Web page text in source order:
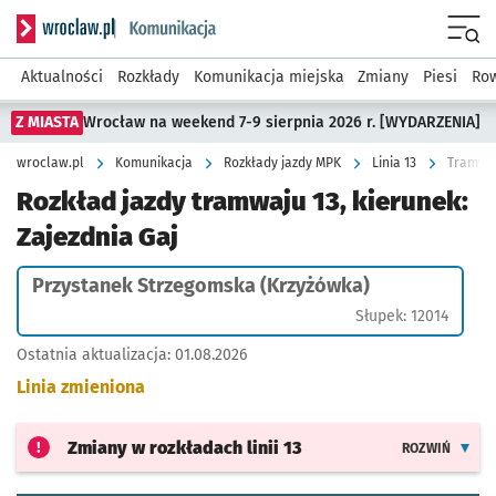
Serwis informacyjny wroclaw.pl podserwis: Komunikacja
Aktualności Rozkłady Komunikacja miejska Zmiany Piesi
Z MIASTA Wrocław na weekend 7-9 sierpnia 2026 r. [WYDARZENIA]
wroclaw.pl Komunikacja Rozkłady jazdy MPK Linia 13
Rozkład jazdy tramwaju 13, kierunek:
Zajezdnia Gaj
Przystanek Strzegomska (Krzyżówka)
Słupek: 12014
Ostatnia aktualizacja: 01.08.2026
Linia zmieniona
Zmiany w rozkładach linii 13 ROZWIŃ